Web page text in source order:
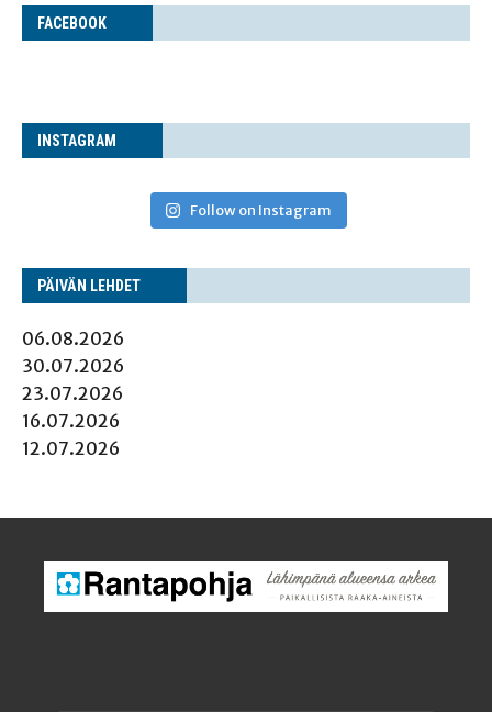
FACE­BOOK
INS­TA­GRAM
Follow on Instagram
PÄI­VÄN LEHDET
06.08.2026
30.07.2026
23.07.2026
16.07.2026
12.07.2026